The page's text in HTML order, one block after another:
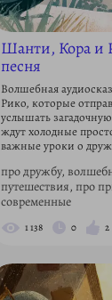
Шанти, Кора и
песня
Волшебная
Рико, которые
услышать
ждут холодные
важные уроки о
про дружбу,
путешествия, про
современные
1 138 0 2